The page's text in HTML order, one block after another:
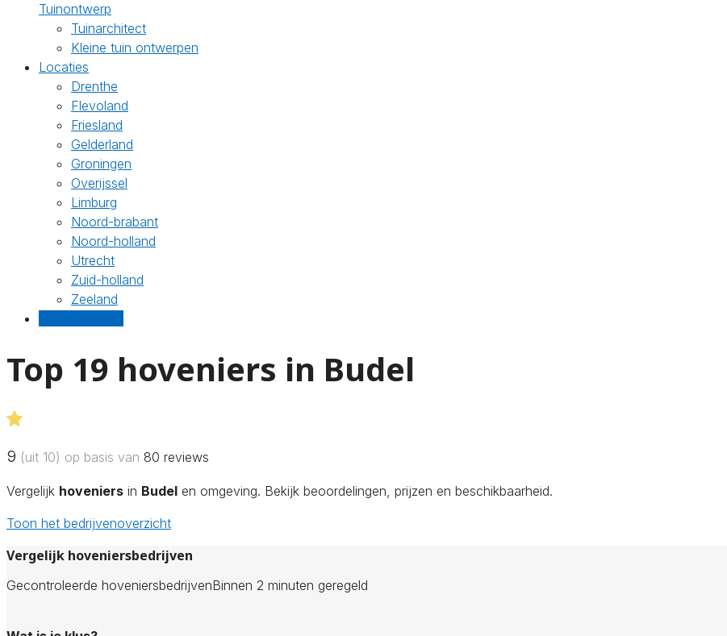
Tuinontwerp
Tuinarchitect
Kleine tuin ontwerpen
Locaties
Drenthe
Flevoland
Friesland
Gelderland
Groningen
Overijssel
Limburg
Noord-brabant
Noord-holland
Utrecht
Zuid-holland
Zeeland
Top 19 hoveniers in Budel
9 (uit 10) op basis van 80 reviews
Vergelijk hoveniers in Budel en omgeving. Bekijk beoordelingen, prijzen en beschikbaarheid.
Toon het bedrijvenoverzicht
Vergelijk hoveniersbedrijven
Gecontroleerde hoveniersbedrijvenBinnen 2 minuten geregeld